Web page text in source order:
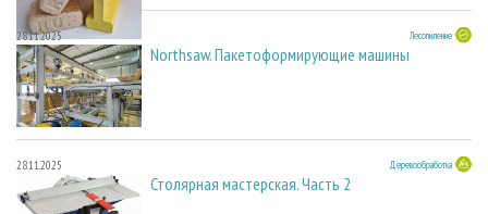
28.11.2025 Лесопиление
Northsaw. Пакетоформирующие машины
28.11.2025 Деревообработка
Столярная мастерская. Часть 2